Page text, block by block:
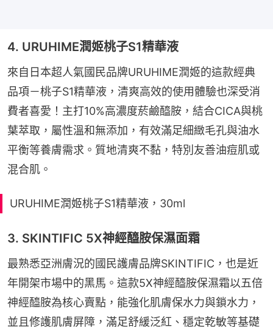
4. URUHIME潤姬桃子S1精華液
來自日本超人氣國民品牌URUHIME潤姬的這款經典
品項－桃子S1精華液，清爽高效的使用體驗也深受消
費者喜愛！主打10%高濃度菸鹼醯胺，結合CICA與桃
葉萃取，屬性溫和無添加，有效滿足細緻毛孔與油水
平衡等養膚需求。質地清爽不黏，特別友善油痘肌或
混合肌。
URUHIME潤姬桃子S1精華液，30ml
3. SKINTIFIC 5X神經醯胺保濕面霜
最熟悉亞洲膚況的國民護膚品牌SKINTIFIC，也是近
年開架市場中的黑馬。這款5X神經醯胺保濕霜以五倍
神經醯胺為核心賣點，能強化肌膚保水力與鎖水力，
並且修護肌膚屏障，滿足舒緩泛紅、穩定乾敏等基礎